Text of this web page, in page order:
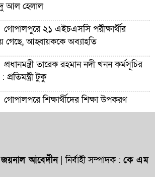
আল হেলাল
গোপালপুরে ২১ এইচএসসি পরীক্ষার্থীর
গেছে, আহ্বায়ককে অব্যাহতি
প্রধানমন্ত্রী তারেক রহমান নদী খনন কর্মসূচির
টুকু
গোপালপুরে শিক্ষার্থীদের শিক্ষা উপকরণ
শিক্ষকদের সংবর্ধনা
আবেদীন| নির্বাহী সম্পাদক : কে এম